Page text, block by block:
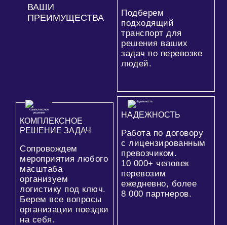
ВАШИ
ПРЕИМУЩЕСТВА
Подберем
подходящий
транспорт для
решения ваших
задач по перевозке
людей.
КОМПЛЕКСНОЕ
РЕШЕНИЕ ЗАДАЧ
Сопровождем
мероприятия любого
масштаба
организуем
логистику под ключ.
Берем все вопросы
организации поездки
на себя.
НАДЕЖНОСТЬ
Работа по договору
с лицензированным
превозчиком.
10 000+ человек
перевозим
ежедневно, более
8 000 партнеров.